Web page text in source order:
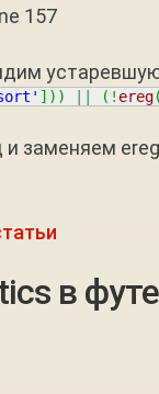
157
] ) ) ( ! ereg
заменяем
в